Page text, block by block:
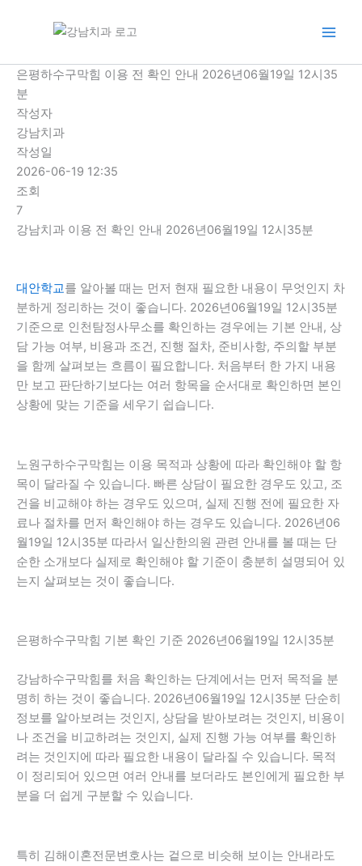
로 은평하수구막힘 이용 전 확인 안내 2026년06월19일 12시35
분
작성자
강남치과
작성일
2026-06-19 12:35
조회
7
강남치과 이용 전 확인 안내 2026년06월19일 12시35분
대안학교를 알아볼 때는 먼저 현재 필요한 내용이 무엇인지 차
분하게 정리하는 것이 좋습니다. 2026년06월19일 12시35분
기준으로 인천탐정사무소를 확인하는 경우에는 기본 안내, 상
담 가능 여부, 비용과 조건, 진행 절차, 준비사항, 주의할 부분
을 함께 살펴보는 흐름이 필요합니다. 처음부터 한 가지 내용
만 보고 판단하기보다는 여러 항목을 순서대로 확인하면 본인
상황에 맞는 기준을 세우기 쉽습니다.
노원구하수구막힘는 이용 목적과 상황에 따라 확인해야 할 항
목이 달라질 수 있습니다. 빠른 상담이 필요한 경우도 있고, 조
건을 비교해야 하는 경우도 있으며, 실제 진행 전에 필요한 자
료나 절차를 먼저 확인해야 하는 경우도 있습니다. 2026년06
월19일 12시35분 따라서 일산한의원 관련 안내를 볼 때는 단
순한 소개보다 실제로 확인해야 할 기준이 충분히 설명되어 있
는지 살펴보는 것이 좋습니다.
은평하수구막힘 기본 확인 기준 2026년06월19일 12시35분
강남하수구막힘를 처음 확인하는 단계에서는 먼저 목적을 분
명히 하는 것이 좋습니다. 2026년06월19일 12시35분 단순히
정보를 알아보려는 것인지, 상담을 받아보려는 것인지, 비용이
나 조건을 비교하려는 것인지, 실제 진행 가능 여부를 확인하
려는 것인지에 따라 필요한 내용이 달라질 수 있습니다. 목적
이 정리되어 있으면 여러 안내를 보더라도 본인에게 필요한 부
분을 더 쉽게 구분할 수 있습니다.
특히 김해이혼전문변호사는 겉으로 비슷해 보이는 안내라도